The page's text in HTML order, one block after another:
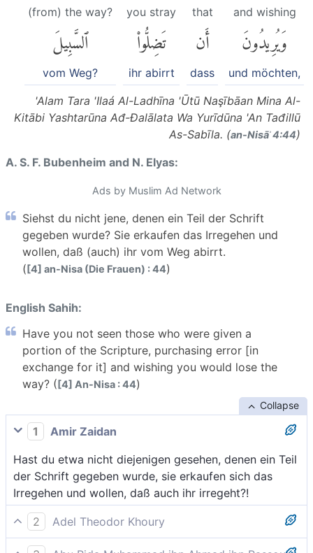
and wishing
وَيُرِيدُونَ
und möchten,
that
أَن
dass
you stray
تَضِلُّوا۟
ihr abirrt
(from) the way?
ٱلسَّبِيلَ
vom Weg?
'Alam Tara 'Ilaá Al-Ladhīna 'Ūtū Naşībāan Mina Al-
Kitābi Yashtarūna Ađ-Đalālata Wa Yurīdūna 'An Tađillū
As-Sabīla. (an-Nisāʾ 4:44)
A. S. F. Bubenheim and N. Elyas:
Ads by Muslim Ad Network
Siehst du nicht jene, denen ein Teil der Schrift
gegeben wurde? Sie erkaufen das Irregehen und
wollen, daß (auch) ihr vom Weg abirrt.
([4] an-Nisa (Die Frauen) : 44)
English Sahih:
Have you not seen those who were given a
portion of the Scripture, purchasing error [in
exchange for it] and wishing you would lose the
way? ([4] An-Nisa : 44)
Collapse
1
Amir Zaidan
Hast du etwa nicht diejenigen gesehen, denen ein Teil
der Schrift gegeben wurde, sie erkaufen sich das
Irregehen und wollen, daß auch ihr irregeht?!
2
Adel Theodor Khoury
Hast du nicht auf jene geschaut, denen ein Anteil am